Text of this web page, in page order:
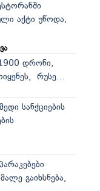
აქტი უწოდა,
დრონი,
რუსე...
სანქციების
გაიხსნება,